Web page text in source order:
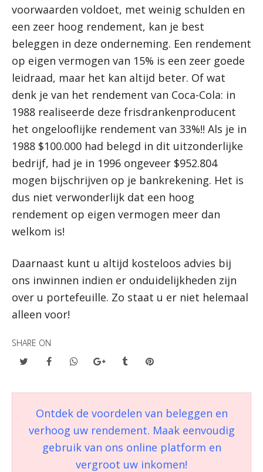
voorwaarden voldoet, met weinig schulden en
een zeer hoog rendement, kan je best
beleggen in deze onderneming. Een rendement
op eigen vermogen van 15% is een zeer goede
leidraad, maar het kan altijd beter. Of wat
denk je van het rendement van Coca-Cola: in
1988 realiseerde deze frisdrankenproducent
het ongelooflijke rendement van 33%!! Als je in
1988 $100.000 had belegd in dit uitzonderlijke
bedrijf, had je in 1996 ongeveer $952.804
mogen bijschrijven op je bankrekening. Het is
dus niet verwonderlijk dat een hoog
rendement op eigen vermogen meer dan
welkom is!
Daarnaast kunt u altijd kosteloos advies bij
ons inwinnen indien er onduidelijkheden zijn
over u portefeuille. Zo staat u er niet helemaal
alleen voor!
SHARE ON
Ontdek de voordelen van beleggen en
verhoog uw rendement. Maak eenvoudig
gebruik van ons online platform en
vergroot uw inkomen!